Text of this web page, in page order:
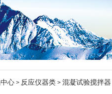
心 > 反应仪器类 > 混凝试验搅拌器